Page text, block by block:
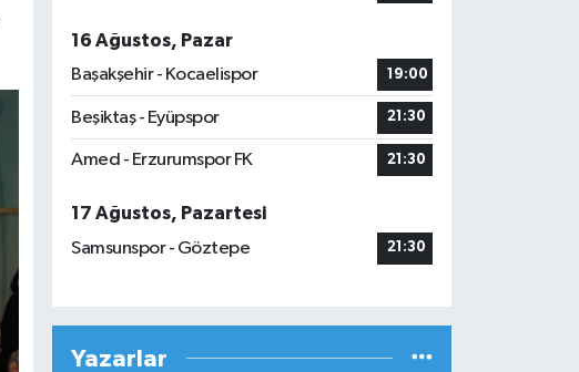
16 Ağustos, Pazar
Başakşehir - Kocaelispor
19:00
Beşiktaş - Eyüpspor 21:30
Amed - Erzurumspor FK 21:30
17 Ağustos, Pazartesi
Samsunspor - Göztepe
21:30
Yazarlar